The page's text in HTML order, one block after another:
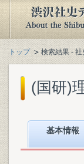
トップ 検索結果 - 社
(国研)
基本情報